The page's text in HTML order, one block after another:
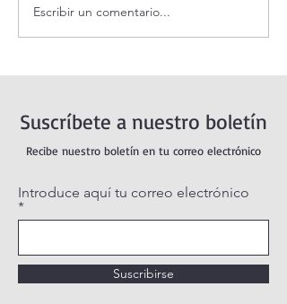
Coronilla de la Divina
Misericordia.
Escribir un comentario...
Suscríbete a nuestro boletín
Recibe nuestro boletín en tu correo electrónico
Introduce aquí tu correo electrónico
Suscribirse